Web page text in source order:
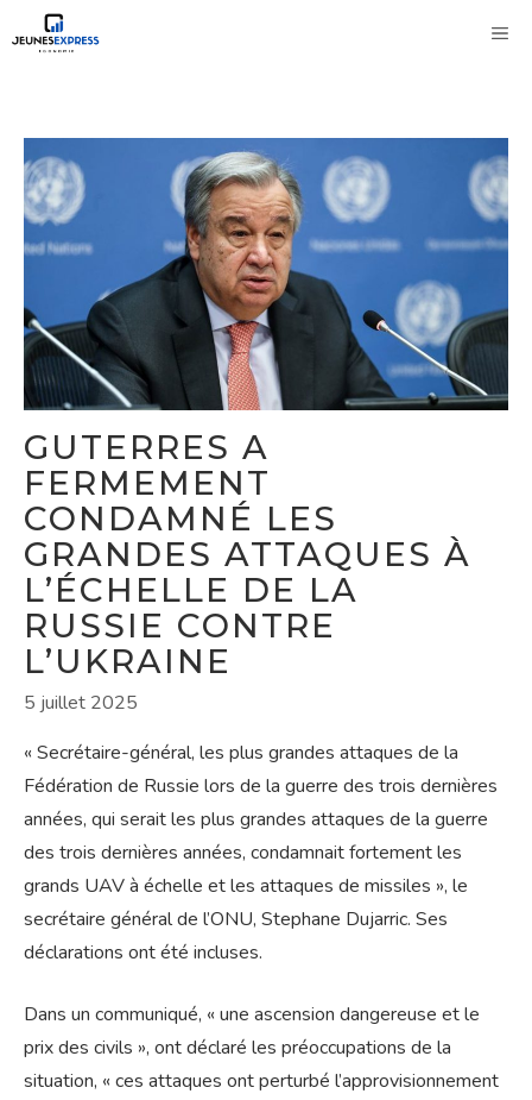
au
GUTERRES A
FERMEMENT
CONDAMNÉ LES
GRANDES ATTAQUES À
L’ÉCHELLE DE LA
RUSSIE CONTRE
L’UKRAINE
5 juillet 2025
« Secrétaire-général, les plus grandes attaques de la
Fédération de Russie lors de la guerre des trois dernières
années, qui serait les plus grandes attaques de la guerre
des trois dernières années, condamnait fortement les
grands UAV à échelle et les attaques de missiles », le
secrétaire général de l’ONU, Stephane Dujarric. Ses
déclarations ont été incluses.
Dans un communiqué, « une ascension dangereuse et le
prix des civils », ont déclaré les préoccupations de la
situation, « ces attaques ont perturbé l’approvisionnement